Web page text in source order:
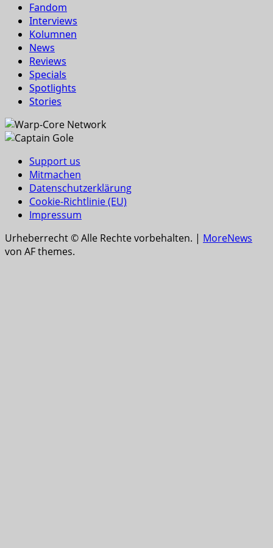
Fandom
Interviews
Kolumnen
News
Reviews
Specials
Spotlights
Stories
Support us
Mitmachen
Datenschutzerklärung
Cookie-Richtlinie (EU)
Impressum
Urheberrecht © Alle Rechte vorbehalten. | MoreNews
von AF themes.